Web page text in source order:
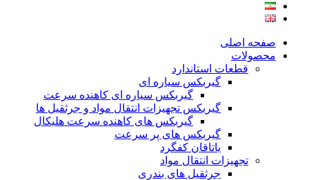
صفحه اصلی
محصولات
قطعات استاندارد
گيربكس سياره ای
گيربكس سياره ای كاهنده سرعت
گيربكس تجهيزات انتقال مواد و جرثقيل ها
گيربكس های كاهنده سرعت هليكال
گيربكس های پر سرعت
ياتاقان كفگرد
تجهیزات انتقال مواد
جرثقیل های بندری